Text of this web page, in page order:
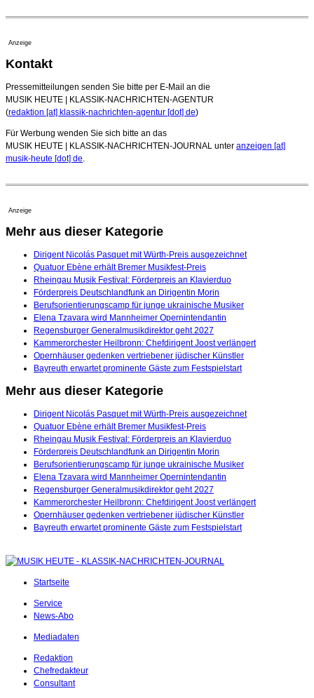
Anzeige
Kontakt
Pressemitteilungen senden Sie bitte per E-Mail an die
MUSIK HEUTE | KLASSIK-NACHRICHTEN-AGENTUR
(redaktion [at] klassik-nachrichten-agentur [dot] de)
Für Werbung wenden Sie sich bitte an das
MUSIK HEUTE | KLASSIK-NACHRICHTEN-JOURNAL unter anzeigen [at]
musik-heute [dot] de
Anzeige
Mehr aus dieser Kategorie
Dirigent Nicolás Pasquet mit Würth-Preis ausgezeichnet
Quatuor Ebène erhält Bremer Musikfest-Preis
Rheingau Musik Festival: Förderpreis an Klavierduo
Förderpreis Deutschlandfunk an Dirigentin Morin
Berufsorientierungscamp für junge ukrainische Musiker
Elena Tzavara wird Mannheimer Opernintendantin
Regensburger Generalmusikdirektor geht 2027
Kammerorchester Heilbronn: Chefdirigent Joost verlängert
Opernhäuser gedenken vertriebener jüdischer Künstler
Bayreuth erwartet prominente Gäste zum Festspielstart
Mehr aus dieser Kategorie
Dirigent Nicolás Pasquet mit Würth-Preis ausgezeichnet
Quatuor Ebène erhält Bremer Musikfest-Preis
Rheingau Musik Festival: Förderpreis an Klavierduo
Förderpreis Deutschlandfunk an Dirigentin Morin
Berufsorientierungscamp für junge ukrainische Musiker
Elena Tzavara wird Mannheimer Opernintendantin
Regensburger Generalmusikdirektor geht 2027
Kammerorchester Heilbronn: Chefdirigent Joost verlängert
Opernhäuser gedenken vertriebener jüdischer Künstler
Bayreuth erwartet prominente Gäste zum Festspielstart
Startseite
Service
News-Abo
Mediadaten
Redaktion
Chefredakteur
Consultant